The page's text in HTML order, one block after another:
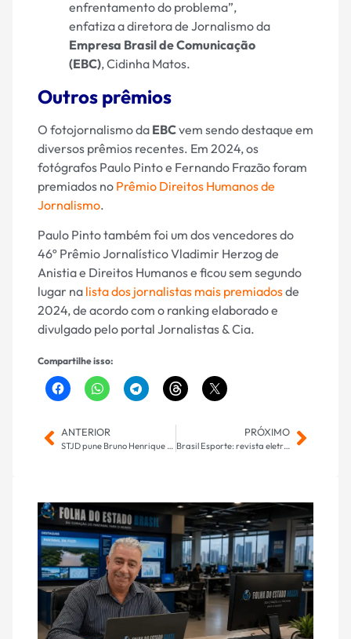
enfrentamento do problema”,
enfatiza a diretora de Jornalismo da
Empresa Brasil de Comunicação
(EBC), Cidinha Matos.
Outros prêmios
O fotojornalismo da EBCvem sendo destaque em
diversos prêmios recentes. Em 2024, os
fotógrafos Paulo Pinto e Fernando Frazão foram
premiados no Prêmio Direitos Humanos de
Jornalismo.
Paulo Pinto também foi um dos vencedores do
46º Prêmio Jornalístico Vladimir Herzog de
Anistia e Direitos Humanos e ficou sem segundo
lugar na lista dos jornalistas mais premiadosde
2024, de acordo com o ranking elaborado e
divulgado pelo portal Jornalistas & Cia.
Compartilhe isso:
ANTERIOR
STJD pune Bruno Henrique por participação em esquema de manipulação
PRÓXIMO
Brasil Esporte: revista eletrônica da TV Brasil estreia no domingo